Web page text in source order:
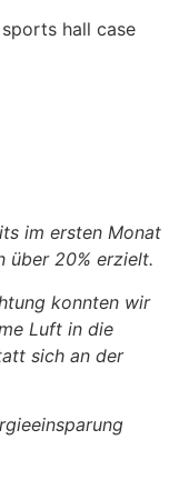
im ersten Monat
über 20% erzielt.
konnten wir
Luft in die
sich an der